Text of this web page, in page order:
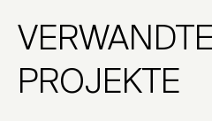
VERWANDTE
PROJEKTE